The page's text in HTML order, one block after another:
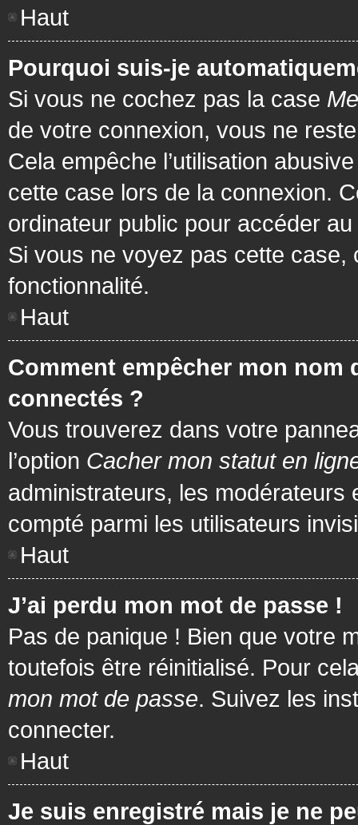
Haut
Pourquoi suis-je
Si vous ne cochez pas la case
de votre connexion, vous ne
Cela empêche l’utilisation
cette case lors de la connexion.
ordinateur public pour accéder
Si vous ne voyez pas cette case,
fonctionnalité.
Haut
Comment empêcher mon nom
connectés ?
Vous trouverez dans votre
l’option Cacher mon statut en
administrateurs, les
compté parmi les utilisateurs
Haut
J’ai perdu mon mot de passe !
Pas de panique ! Bien que votre
toutefois être réinitialisé. Pour
mon mot de passe. Suivez les
connecter.
Haut
Je suis enregistré mais je ne